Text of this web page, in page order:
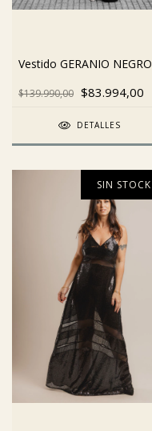
Vestido GERANIO NEGRO
$139.990,00 $83.994,00
DETALLES
SIN STOCK